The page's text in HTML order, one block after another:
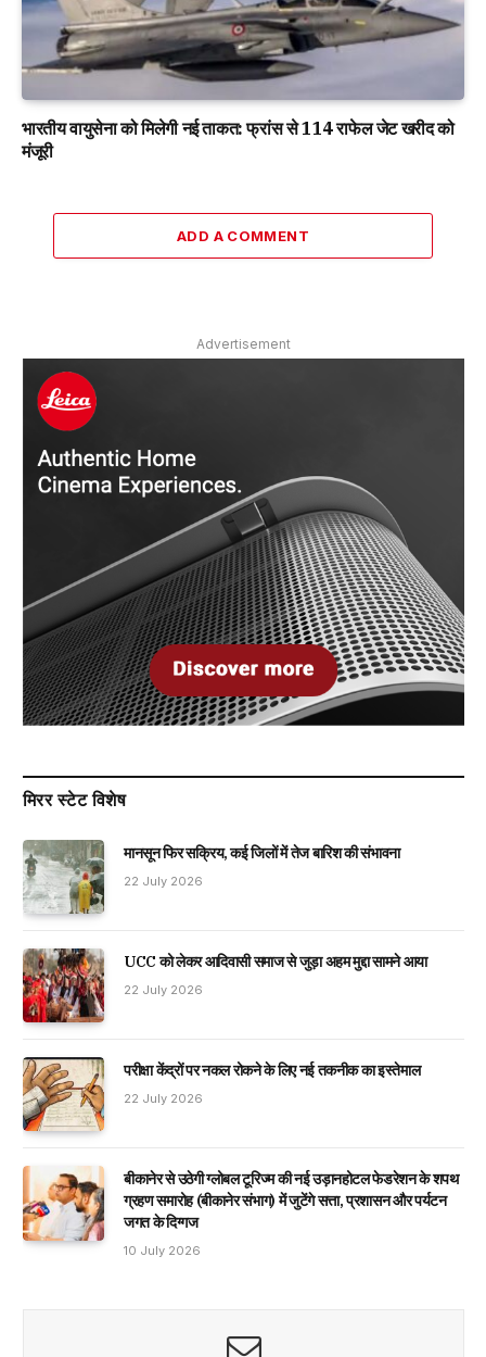
भारतीय वायुसेना को मिलेगी नई ताकत: फ्रांस से 114 राफेल जेट खरीद को
मंजूरी
ADD A COMMENT
Advertisement
मिरर स्टेट विशेष
मानसून फिर सक्रिय, कई जिलों में तेज बारिश की संभावना
22 July 2026
UCC को लेकर आदिवासी समाज से जुड़ा अहम मुद्दा सामने आया
22 July 2026
परीक्षा केंद्रों पर नकल रोकने के लिए नई तकनीक का इस्तेमाल
22 July 2026
बीकानेर से उठेगी ग्लोबल टूरिज्म की नई उड़ानहोटल फेडरेशन के शपथ
ग्रहण समारोह (बीकानेर संभाग) में जुटेंगे सत्ता, प्रशासन और पर्यटन
जगत के दिग्गज
10 July 2026